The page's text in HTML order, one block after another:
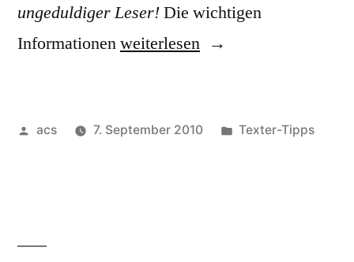
ungeduldiger Leser!Die wichtigen
Informationen„Positionierung
in
weiterlesen
Veröffentlicht
acs 7. September 2010
Veröffentlicht
Texter-Tipps